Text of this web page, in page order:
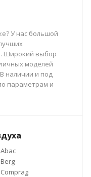
У нас большой
Широкий выбор
моделей
наличии и под
параметрам и